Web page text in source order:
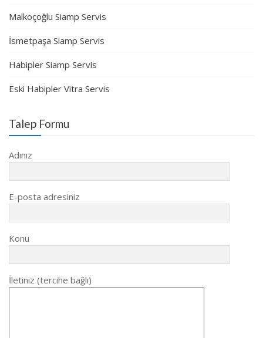
Malkoçoğlu Siamp Servis
İsmetpaşa Siamp Servis
Habipler Siamp Servis
Eski Habipler Vitra Servis
Talep Formu
Adınız
E-posta adresiniz
Konu
İletiniz (tercihe bağlı)